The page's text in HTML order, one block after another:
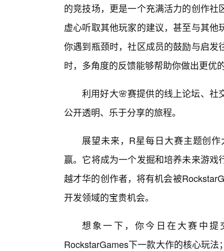
的竞技场，更是一个充满活力的创作
虚心听取其他玩家的建议，甚至与其
你遇到瓶颈时，社区成员的鼓励与启
时，多角度的反馈能够帮助你做出更优
利用好大🌸赛提供的线上论坛、社
公开透明、乐于分享的旅程。
展望未来，R星每日大赛主题创
赢。它将成为一个发掘和培养未来游
越才华的创作者，将有机会被
开发领域的宝贵机会。
想象一下，你今日在大赛中
RockstarGames下一款大作的核心玩